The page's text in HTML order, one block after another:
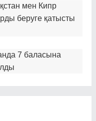
мен Кипр
беруге қатысты
7 баласына